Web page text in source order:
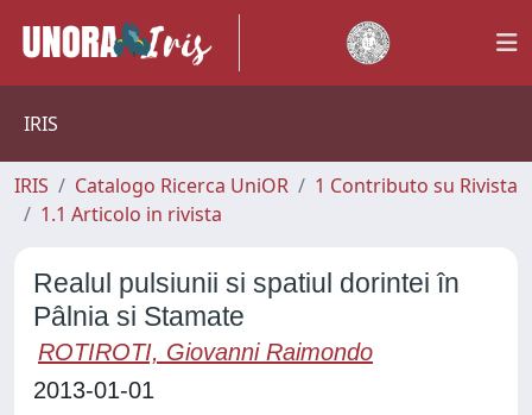
IRIS
IRIS Catalogo Ricerca UniOR
1 Contributo su Rivista
1.1 Articolo in rivista
Realul pulsiunii si spatiul dorintei în
Pâlnia si Stamate
ROTIROTI, Giovanni Raimondo
2013-01-01